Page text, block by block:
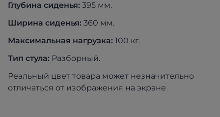
Глубина сиденья: 395 мм.
Ширина сиденья: 360 мм.
Максимальная нагрузка: 100 кг.
Тип стула: Разборный.
Реальный цвет товара может незначительно
отличаться от изображения на экране